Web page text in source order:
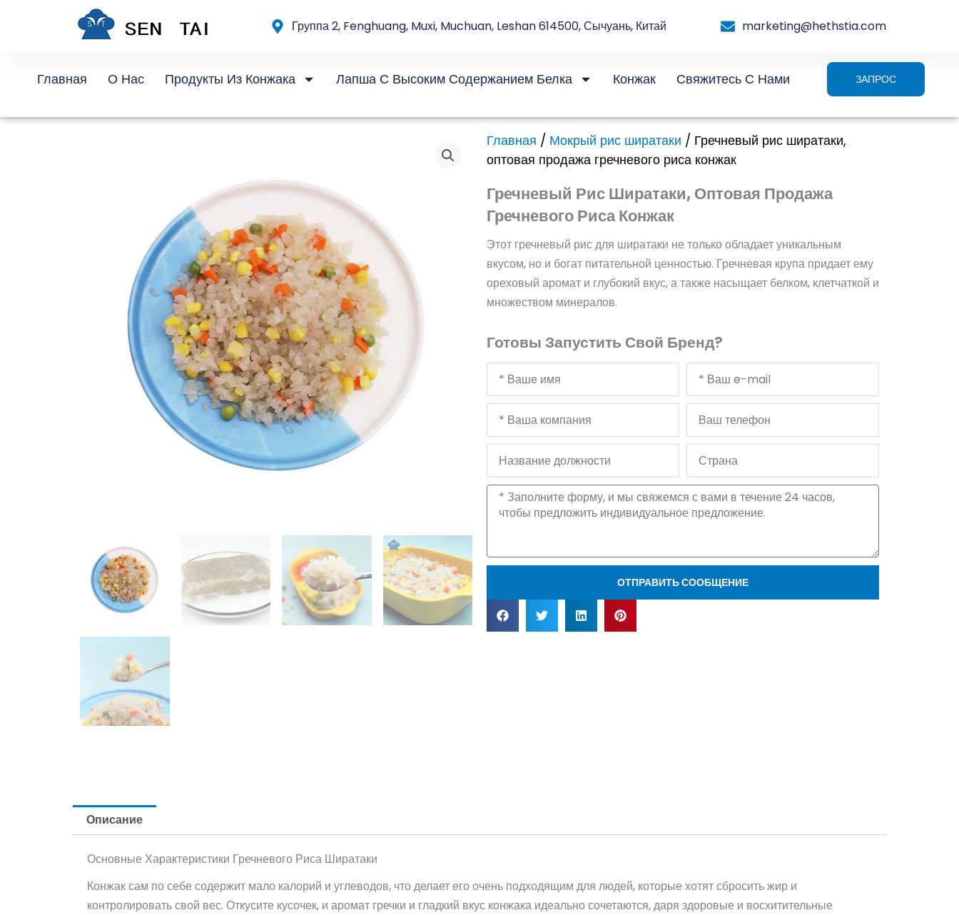
Группа 2, Fenghuang, Muxi, Muchuan, Leshan 614500, Сычуань, Китай marketing@hethstia.com
Главная О Нас Продукты Из Конжака Лапша С Высоким Содержанием Белка Конжак Свяжитесь С Нами ЗАПРОС
Главная / Мокрый рис ширатаки / Гречневый рис ширатаки,
оптовая продажа гречневого риса конжак
Гречневый Рис Ширатаки, Оптовая Продажа
Гречневого Риса Конжак
Этот гречневый рис для ширатаки не только обладает уникальным
вкусом, но и богат питательной ценностью. Гречневая крупа придает ему
ореховый аромат и глубокий вкус, а также насыщает белком, клетчаткой и
множеством минералов.
Готовы Запустить Свой Бренд?
Ваше
Ваш
почты
Ваша
Ваш
Название
Страна
Сообщение
ОТПРАВИТЬ СООБЩЕНИЕ
Описание
Основные Характеристики Гречневого Риса Ширатаки
Конжак сам по себе содержит мало калорий и углеводов, что делает его очень подходящим для людей, которые хотят сбросить жир и
контролировать свой вес. Откусите кусочек, и аромат гречки и гладкий вкус конжака идеально сочетаются, даря здоровые и восхитительные